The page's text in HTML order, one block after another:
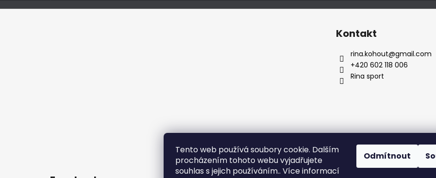
Tento web používá soubory cookie. Dalším
procházením tohoto webu vyjadřujete
souhlas s jejich používáním.. Více informací
Odmítnout
Z
Kontakt
rina.kohout@gmail.com
+420 602 118 006
Rina sport